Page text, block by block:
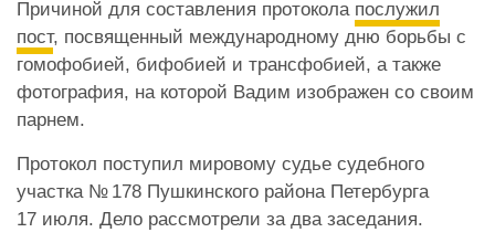
Причиной для составления протокола послужил
пост, посвященный международному дню борьбы с
гомофобией, бифобией и трансфобией, а также
фотография, на которой Вадим изображен со своим
парнем.
Протокол поступил мировому судье судебного
участка № 178 Пушкинского района Петербурга
17 июля. Дело рассмотрели за два заседания.